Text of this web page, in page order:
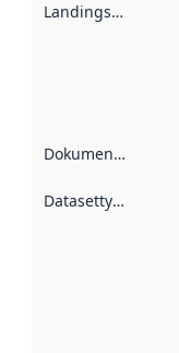
Landingsside
Dokumentasjon
Datasettype